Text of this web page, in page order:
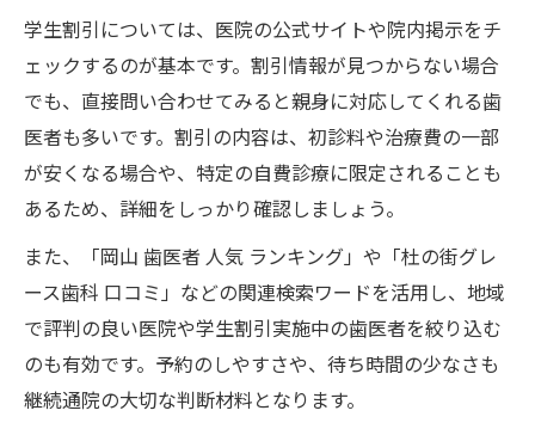
コツ
歯医者探しで重要な条件を整理するポイン
ト
歯医者のサービス内容や割引情報の比較法
初診でも安心な歯医者の選び方と注意点
初診でも安心な歯医者を選ぶための知恵
初診時に歯医者で確認すべき重要な内容
安心感を重視した歯医者の比較ポイント
歯医者の説明や対応の丁寧さを見極める方
法
ネット予約や即時予約が便利な歯医者とは
学生割引については、医院の公式サイトや院内掲示をチ
ェックするのが基本です。割引情報が見つからない場合
でも、直接問い合わせてみると親身に対応してくれる歯
医者も多いです。割引の内容は、初診料や治療費の一部
が安くなる場合や、特定の自費診療に限定されることも
あるため、詳細をしっかり確認しましょう。
また、「岡山 歯医者 人気 ランキング」や「杜の街グレ
ース歯科 口コミ」などの関連検索ワードを活用し、地域
で評判の良い医院や学生割引実施中の歯医者を絞り込む
のも有効です。予約のしやすさや、待ち時間の少なさも
継続通院の大切な判断材料となります。